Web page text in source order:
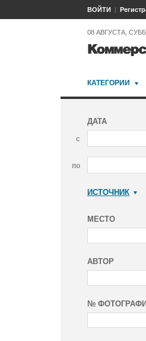
ВОЙТИ
08 АВГУСТА,
КАТЕГОРИИ
ДАТА
с
по
ИСТОЧНИК
МЕСТО
АВТОР
№